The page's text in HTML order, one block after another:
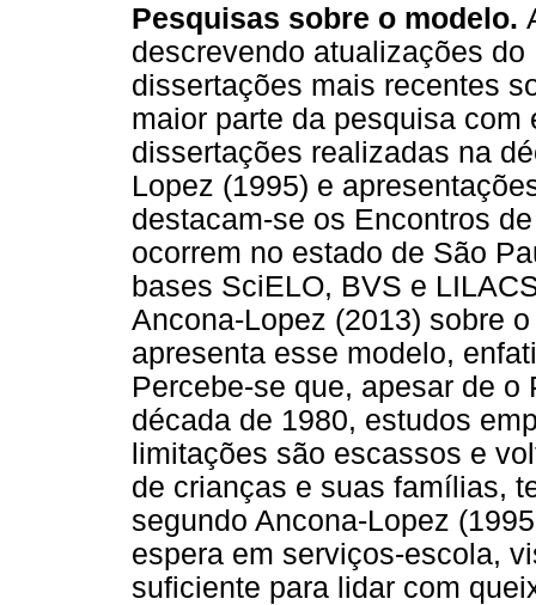
Pesquisas sobre o modelo.
descrevendo atualizações
dissertações mais recentes
maior parte da pesquisa
dissertações realizadas na
Lopez (1995) e
destacam-se os Encontros
ocorrem no estado de São
bases SciELO, BVS e
Ancona-Lopez (2013) sobre
apresenta esse modelo,
Percebe-se que, apesar de
década de 1980, estudos
limitações são escassos e
de crianças e suas famílias,
segundo Ancona-Lopez
espera em serviços-escola,
suficiente para lidar com